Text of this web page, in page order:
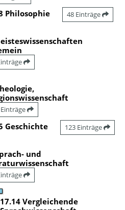
Philosophie 48 Einträge
Geschichte 123 Einträge
und
17.14 Vergleichende